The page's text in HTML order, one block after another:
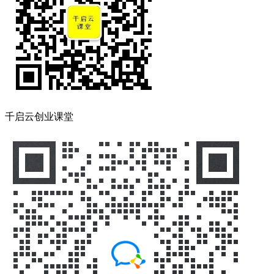
千启云创业课堂